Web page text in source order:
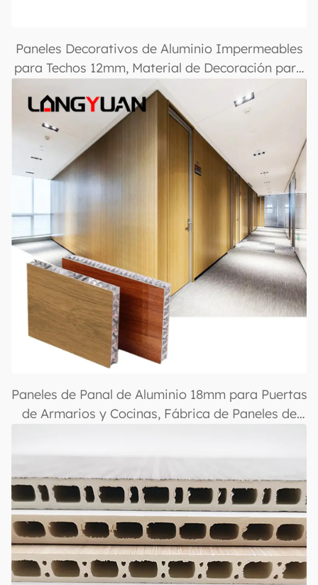
Paneles Decorativos de Aluminio Impermeables
para Techos 12mm, Material de Decoración para
Construcción, Paneles de Aluminio con Paneles
de Panal
Paneles de Panal de Aluminio 18mm para Puertas
de Armarios y Cocinas, Fábrica de Paneles de